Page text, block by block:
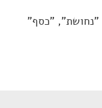
"נחושת", "כסף"